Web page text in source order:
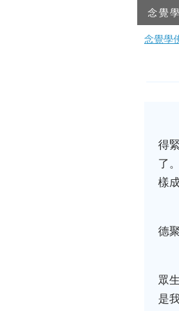
念覺
念覺學
得
了
樣
德
眾
是